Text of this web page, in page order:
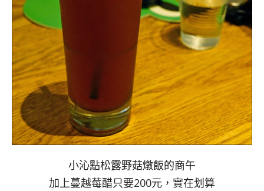
小沁點松露野菇燉飯的商午
加上蔓越莓醋只要200元，實在划算